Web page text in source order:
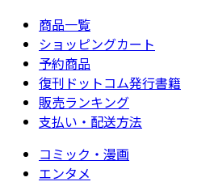
商品一覧
ショッピングカート
予約商品
復刊ドットコム発行書籍
販売ランキング
支払い・配送方法
コミック・漫画
エンタメ